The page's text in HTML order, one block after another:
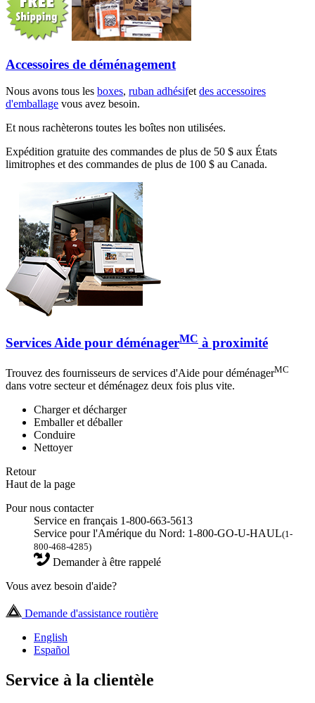
Accessoires de déménagement
Nous avons tous les boxes, ruban adhésifetdes accessoires
d'emballage vous avez besoin.
Et nous rachèterons toutes les boîtes non utilisées.
Expédition gratuite des commandes de plus de 50 $ aux États
limitrophes et des commandes de plus de 100 $ au Canada.
Services Aide pour déménagerMC à proximité
Trouvez des fournisseurs de services d'Aide pour déménagerMC
dans votre secteur et déménagez deux fois plus vite.
Charger et décharger
Emballer et déballer
Conduire
Nettoyer
Retour
Haut de la page
Pour nous contacter
Service en français 1-800-663-5613
Service pour l'Amérique du Nord: 1-800-GO-U-HAUL(1-
800-468-4285)
Demander à être rappelé
Vous avez besoin d'aide?
Demande d'assistance routière
English
Español
Service à la clientèle